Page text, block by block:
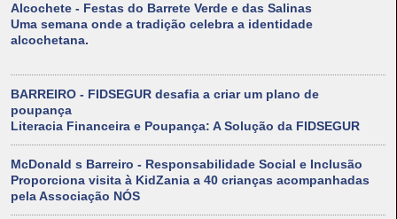
Alcochete - Festas do Barrete Verde e das Salinas
Uma semana onde a tradição celebra a identidade
alcochetana.
BARREIRO - FIDSEGUR desafia a criar um plano de
poupança
Literacia Financeira e Poupança: A Solução da FIDSEGUR
McDonald s Barreiro - Responsabilidade Social e Inclusão
Proporciona visita à KidZania a 40 crianças acompanhadas
pela Associação NÓS